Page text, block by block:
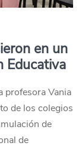
en un
Educativa
profesora Vania
de los colegios
de
de